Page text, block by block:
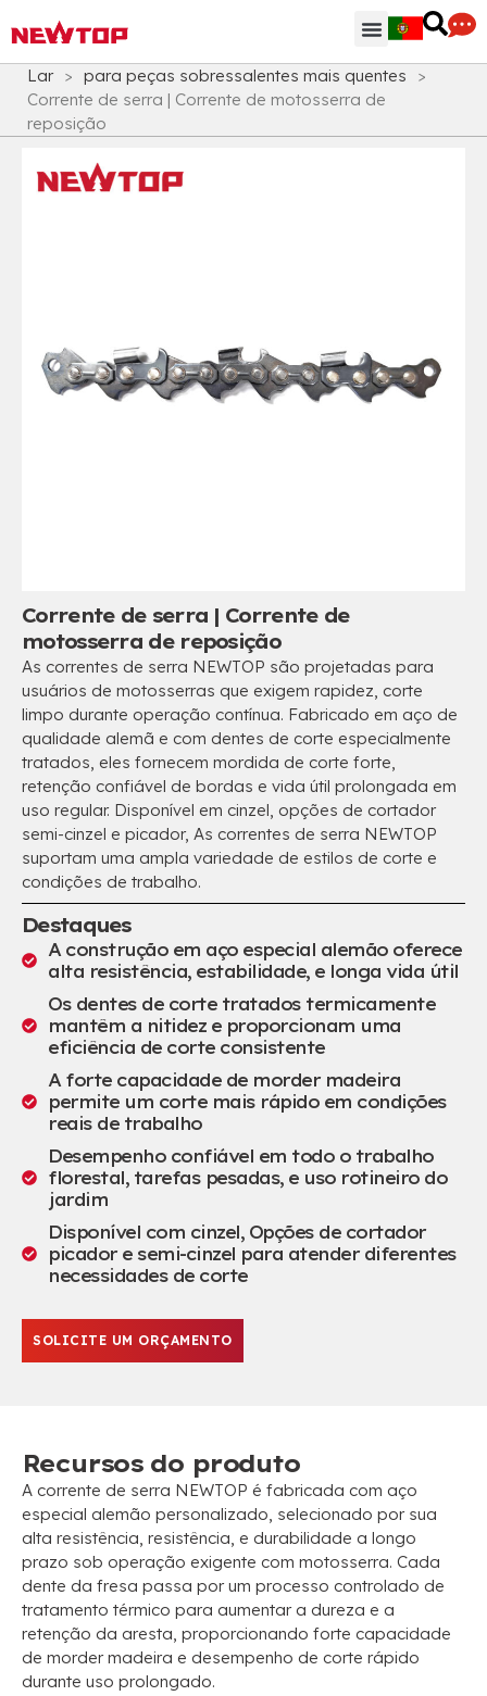
Lar > para peças sobressalentes mais quentes
>
Corrente de serra | Corrente de motosserra de
reposição
Corrente de serra | Corrente de
motosserra de reposição
As correntes de serra NEWTOP são projetadas para
usuários de motosserras que exigem rapidez, corte
limpo durante operação contínua. Fabricado em aço de
qualidade alemã e com dentes de corte especialmente
tratados, eles fornecem mordida de corte forte,
retenção confiável de bordas e vida útil prolongada em
uso regular. Disponível em cinzel, opções de cortador
semi-cinzel e picador, As correntes de serra NEWTOP
suportam uma ampla variedade de estilos de corte e
condições de trabalho.
Destaques
A construção em aço especial alemão oferece
alta resistência, estabilidade, e longa vida útil
Os dentes de corte tratados termicamente
mantêm a nitidez e proporcionam uma
eficiência de corte consistente
A forte capacidade de morder madeira
permite um corte mais rápido em condições
reais de trabalho
Desempenho confiável em todo o trabalho
florestal, tarefas pesadas, e uso rotineiro do
jardim
Disponível com cinzel, Opções de cortador
picador e semi-cinzel para atender diferentes
necessidades de corte
SOLICITE UM ORÇAMENTO
Recursos do produto
A corrente de serra NEWTOP é fabricada com aço
especial alemão personalizado, selecionado por sua
alta resistência, resistência, e durabilidade a longo
prazo sob operação exigente com motosserra. Cada
dente da fresa passa por um processo controlado de
tratamento térmico para aumentar a dureza e a
retenção da aresta, proporcionando forte capacidade
de morder madeira e desempenho de corte rápido
durante uso prolongado.